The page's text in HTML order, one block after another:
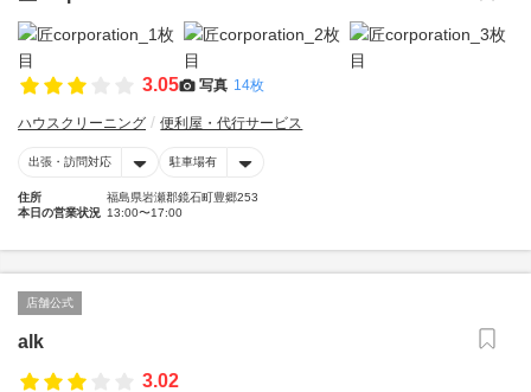
3.05 写真 14枚
ハウスクリーニング 便利屋・代行サービス
出張・訪問対応 駐車場有
住所
福島県岩瀬郡鏡石町豊郷253
本日の営業状況 13:00〜17:00
店舗公式
alk
3.02